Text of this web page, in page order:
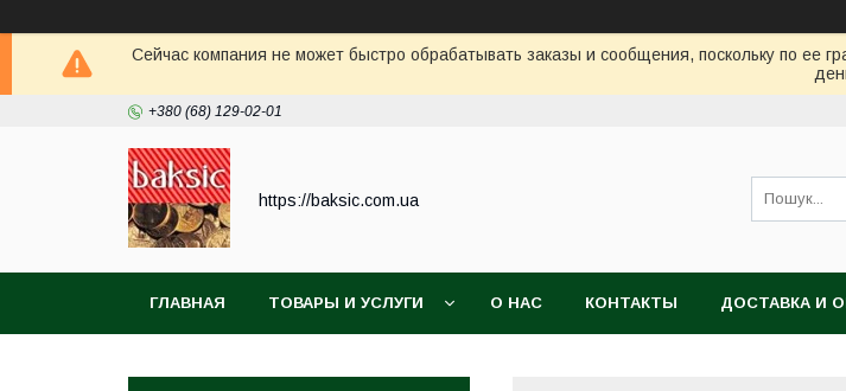
Сейчас компания не может быстро обрабатывать заказы и сообщения, поскольку по
+380 (68) 129-02-01
https://baksic.com.ua
ГЛАВНАЯ ТОВАРЫ И УСЛУГИ О НАС КОНТАКТЫ ДОСТАВКА И